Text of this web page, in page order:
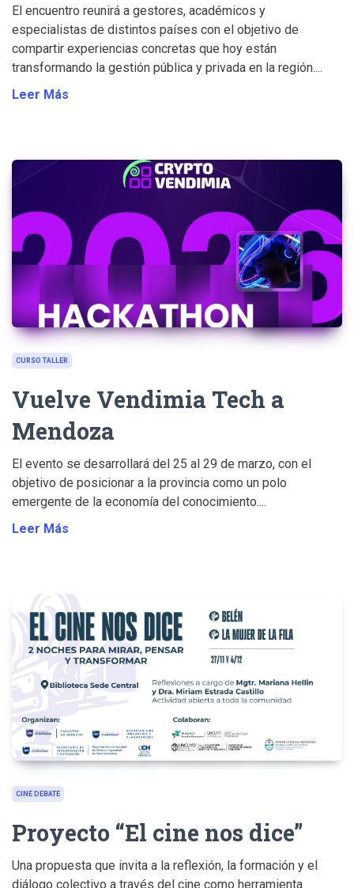
El encuentro reunirá a gestores, académicos y
especialistas de distintos países con el objetivo de
compartir experiencias concretas que hoy están
transformando la gestión pública y privada en la región....
Leer Más
CURSO TALLER
Vuelve Vendimia Tech a
Mendoza
El evento se desarrollará del 25 al 29 de marzo, con el
objetivo de posicionar a la provincia como un polo
emergente de la economía del conocimiento....
Leer Más
CINE DEBATE
Proyecto “El cine nos dice”
Una propuesta que invita a la reflexión, la formación y el
diálogo colectivo a través del cine como herramienta